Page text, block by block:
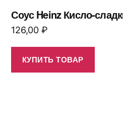
Соус Heinz Кисло-
126,00 ₽
КУПИТЬ ТОВАР